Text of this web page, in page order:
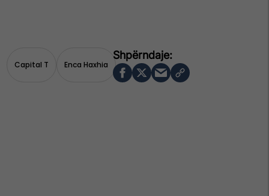
Capital T Enca Haxhia